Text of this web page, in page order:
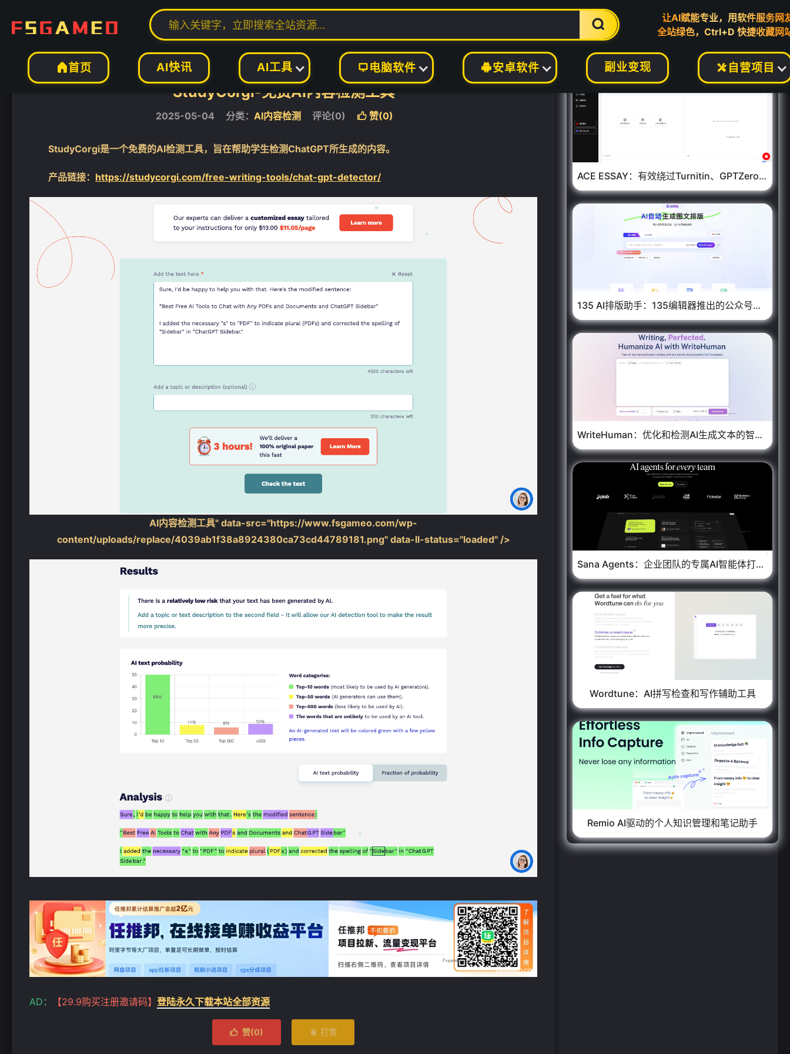

让AI赋能专业，用软件服务网
全站绿色，Ctrl+D 快捷收藏网
首页 AI快讯 AI工具  电脑软件 安卓软件 副业变现  自营项目
福神网-专注分享最实用的软件、工具、资讯  AI工具  AI写作工具  AI内容检测  正文
StudyCorgi-免费AI内容检测工具
2025-05-04 分类： AI内容检测 评论(0)  赞(0)
StudyCorgi是一个免费的AI检测工具，旨在帮助学生检测ChatGPT所生成的内容。
产品链接： https://studycorgi.com/free-writing-tools/chat-gpt-detector/
AI内容检测工具" data-src="https://www.fsgameo.com/wp-
content/uploads/replace/4039ab1f38a8924380ca73cd44789181.png" data-ll-status="loaded" />
AD： 【29.9购买注册邀请码】 登陆永久下载本站全部资源
 赞(0)  打赏
ACE ESSAY：有效绕过Turnitin、GPTZero等检测平台的AI内容写作工具
135 AI排版助手：135编辑器推出的公众号智能文案与排版助手
WriteHuman：优化和检测AI生成文本的智能助手
Sana Agents：企业团队的专属AI智能体打造平台
Wordtune：AI拼写检查和写作辅助工具
Remio AI驱动的个人知识管理和笔记助手
❄